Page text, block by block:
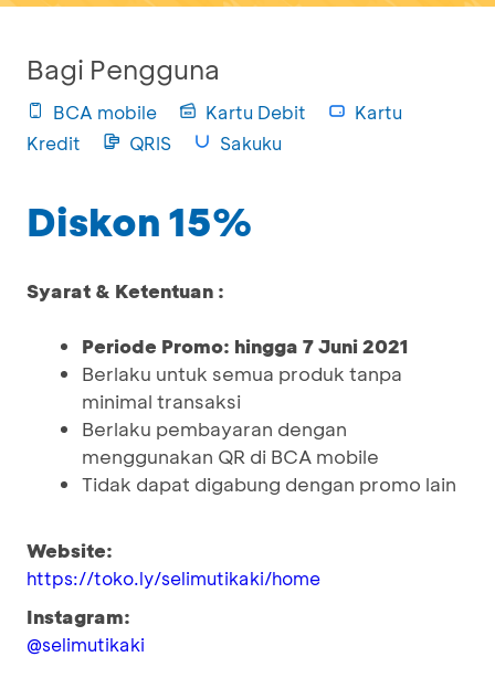
Bagi Pengguna
BCA mobile Kartu Debit
Kartu
Kredit
QRIS Sakuku
Diskon 15%
Syarat & Ketentuan :
Periode Promo: hingga 7 Juni 2021
Berlaku untuk semua produk tanpa
minimal transaksi
Berlaku pembayaran dengan
menggunakan QR di BCA mobile
Tidak dapat digabung dengan promo lain
Website:
https://toko.ly/selimutikaki/home
Instagram:
@selimutikaki